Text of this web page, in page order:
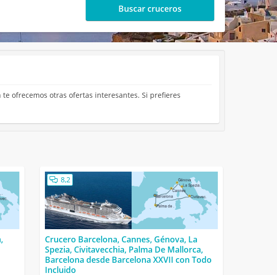
Buscar cruceros
ofrecemos otras ofertas interesantes. Si prefieres
8,2
Crucero Barcelona, Cannes, Génova, La
Spezia, Civitavecchia, Palma De Mallorca,
Barcelona desde Barcelona XXVII con Todo
Incluido